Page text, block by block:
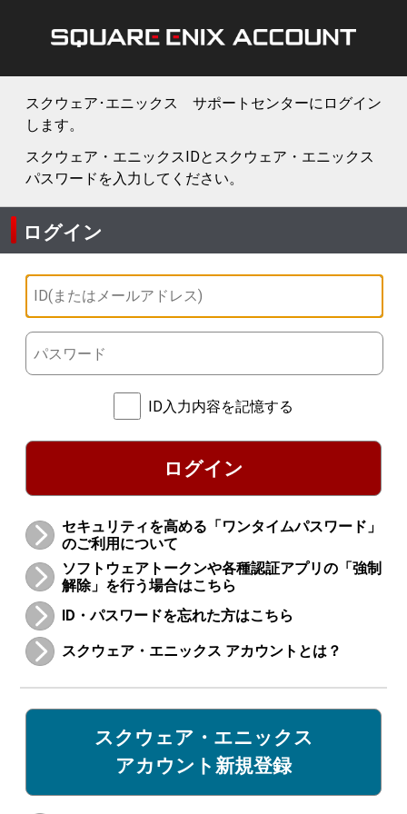
スクウェア･エニックス サポートセンターにログイン
します。
スクウェア・エニックスIDとスクウェア・エニックス
パスワードを入力してください。
ログイン
ID入力内容を記憶する
ログイン
セキュリティを高める「ワンタイムパスワード」
のご利用について
ソフトウェアトークンや各種認証アプリの「強制
解除」を行う場合はこちら
ID・パスワードを忘れた方はこちら
スクウェア・エニックス アカウントとは？
スクウェア・エニックス
アカウント新規登録